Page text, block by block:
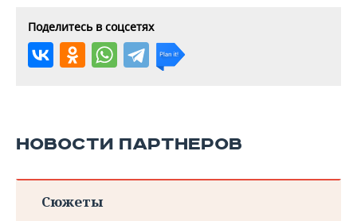
Поделитесь в соцсетях
НОВОСТИ ПАРТНЕРОВ
Сюжеты